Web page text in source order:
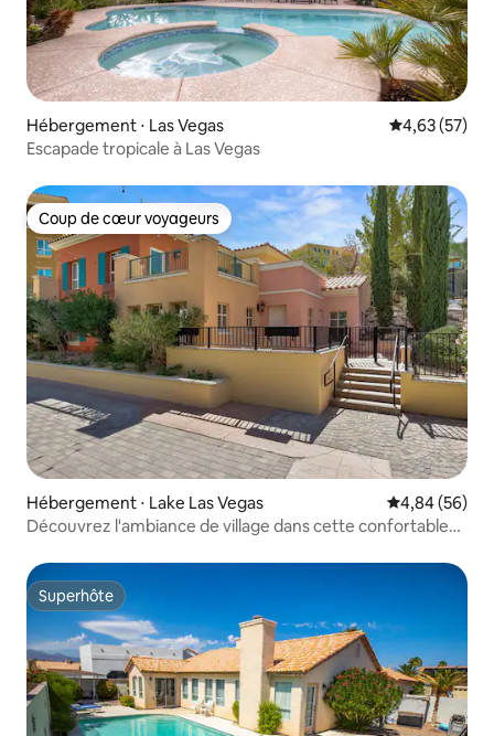
Hébergement ⋅ Las Vegas Évaluation
4,63 (57)
Escapade tropicale à Las Vegas
Coup de cœur voyageurs
Coup de cœur voyageurs
Hébergement ⋅ Lake Las Vegas Évaluation
4,84 (56)
Découvrez l'ambiance de village dans cette confortable
Superhôte
Superhôte